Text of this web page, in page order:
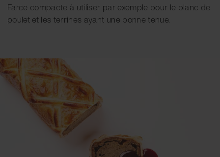
Farce compacte à utiliser par exemple pour le blanc de
poulet et les terrines ayant une bonne tenue.